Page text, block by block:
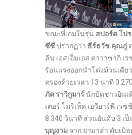
ขณะที่เกมในรุ่น สปอร์ต โป
ซีซีปรากฏว่า ธีร์ธวัช คุณภู่
ลีน เอสเอ็มเอส คาวาซากิ เ
ร้อนแรงออกนำโด่งม้วนเดีย
ครองด้วยเวลา 13 นาที
ภัค ราวิกูมาร์นักบิดชาวอินเ
เตอร์ โมริเท็ค เอวีอาร์พี เรซ
8.340 วินาที ส่วนอันดับ 3 เป็
บุญงาม จาก ยามาฮ่า ดับเบิ